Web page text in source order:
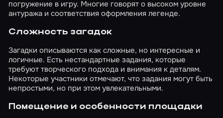
погружение в игру. Многие говорят о высоком уровне
антуража и соответствия оформления легенде.
Сложность загадок
Загадки описываются как сложные, но интересные и
логичные. Есть нестандартные задания, которые
требуют творческого подхода и внимания к деталям.
Некоторые участники отмечают, что задания могут быть
непростыми, но при этом увлекательными.
Помещение и особенности площадки